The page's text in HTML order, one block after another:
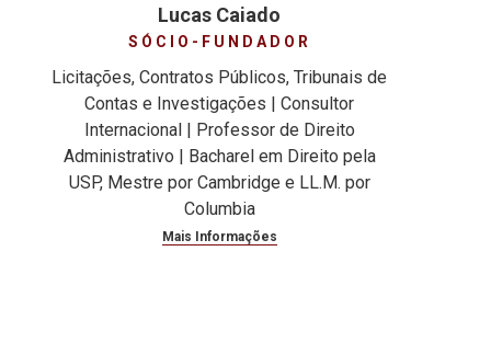
Lucas Caiado
SÓCIO-FUNDADOR
Licitações, Contratos Públicos, Tribunais de
Contas e Investigações | Consultor
Internacional | Professor de Direito
Administrativo | Bacharel em Direito pela
USP, Mestre por Cambridge e LL.M. por
Columbia
Mais Informações